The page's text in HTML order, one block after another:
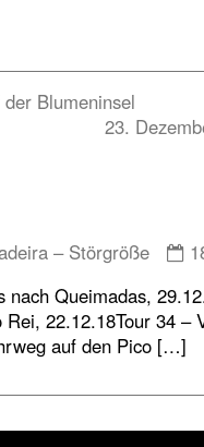
Blumeninsel
Next
23.
– Störgröße
–
Queimadas,
22.12.18Tour 34
auf den Pico […]